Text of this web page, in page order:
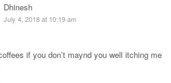
Dhinesh
July 4, 2018 at 10:19 am
if you don’t maynd you well itching me